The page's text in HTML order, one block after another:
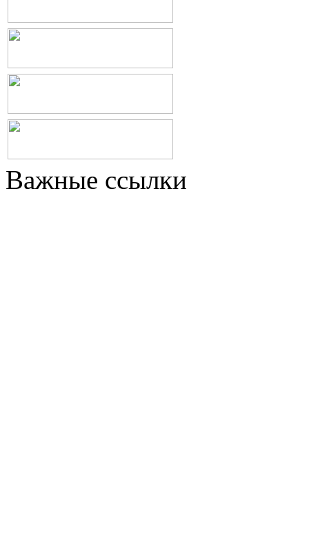
Важные ссылки